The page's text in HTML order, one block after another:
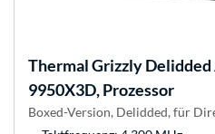
Thermal GrizzlyDelidded
9950X3D, Prozessor
Boxed-Version, Delidded, für